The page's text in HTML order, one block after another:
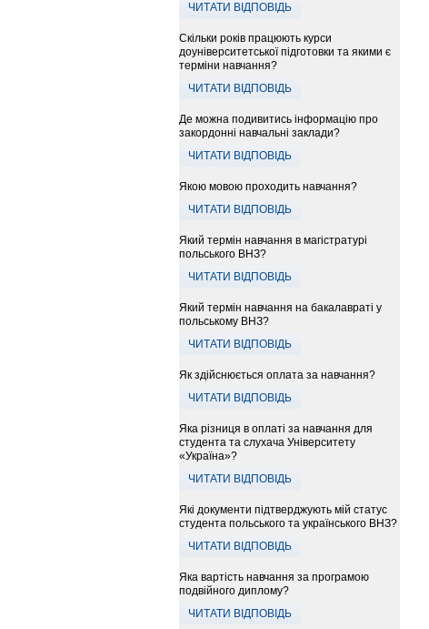
ЧИТАТИ ВІДПОВІДЬ
Скільки років працюють курси
доуніверситетської підготовки та якими є
терміни навчання?
ЧИТАТИ ВІДПОВІДЬ
Де можна подивитись інформацію про
закордонні навчальні заклади?
ЧИТАТИ ВІДПОВІДЬ
Якою мовою проходить навчання?
ЧИТАТИ ВІДПОВІДЬ
Який термін навчання в магістратурі
польського ВНЗ?
ЧИТАТИ ВІДПОВІДЬ
Який термін навчання на бакалавраті у
польському ВНЗ?
ЧИТАТИ ВІДПОВІДЬ
Як здійснюється оплата за навчання?
ЧИТАТИ ВІДПОВІДЬ
Яка різниця в оплаті за навчання для
студента та слухача Університету
«Україна»?
ЧИТАТИ ВІДПОВІДЬ
Які документи підтверджують мій статус
студента польського та українського ВНЗ?
ЧИТАТИ ВІДПОВІДЬ
Яка вартість навчання за програмою
подвійного диплому?
ЧИТАТИ ВІДПОВІДЬ